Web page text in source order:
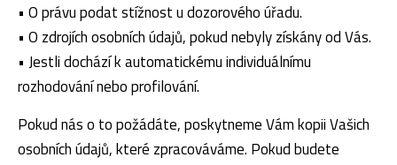
• O právu podat stížnost u dozorového úřadu.
• O zdrojích osobních údajů, pokud nebyly získány od Vás.
• Jestli dochází k automatickému individuálnímu
rozhodování nebo profilování.
Pokud nás o to požádáte, poskytneme Vám kopii Vašich
osobních údajů, které zpracováváme. Pokud budete